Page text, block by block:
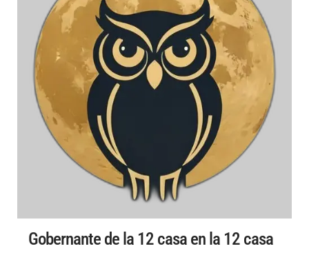
Gobernante de la 12 casa en la 12 casa